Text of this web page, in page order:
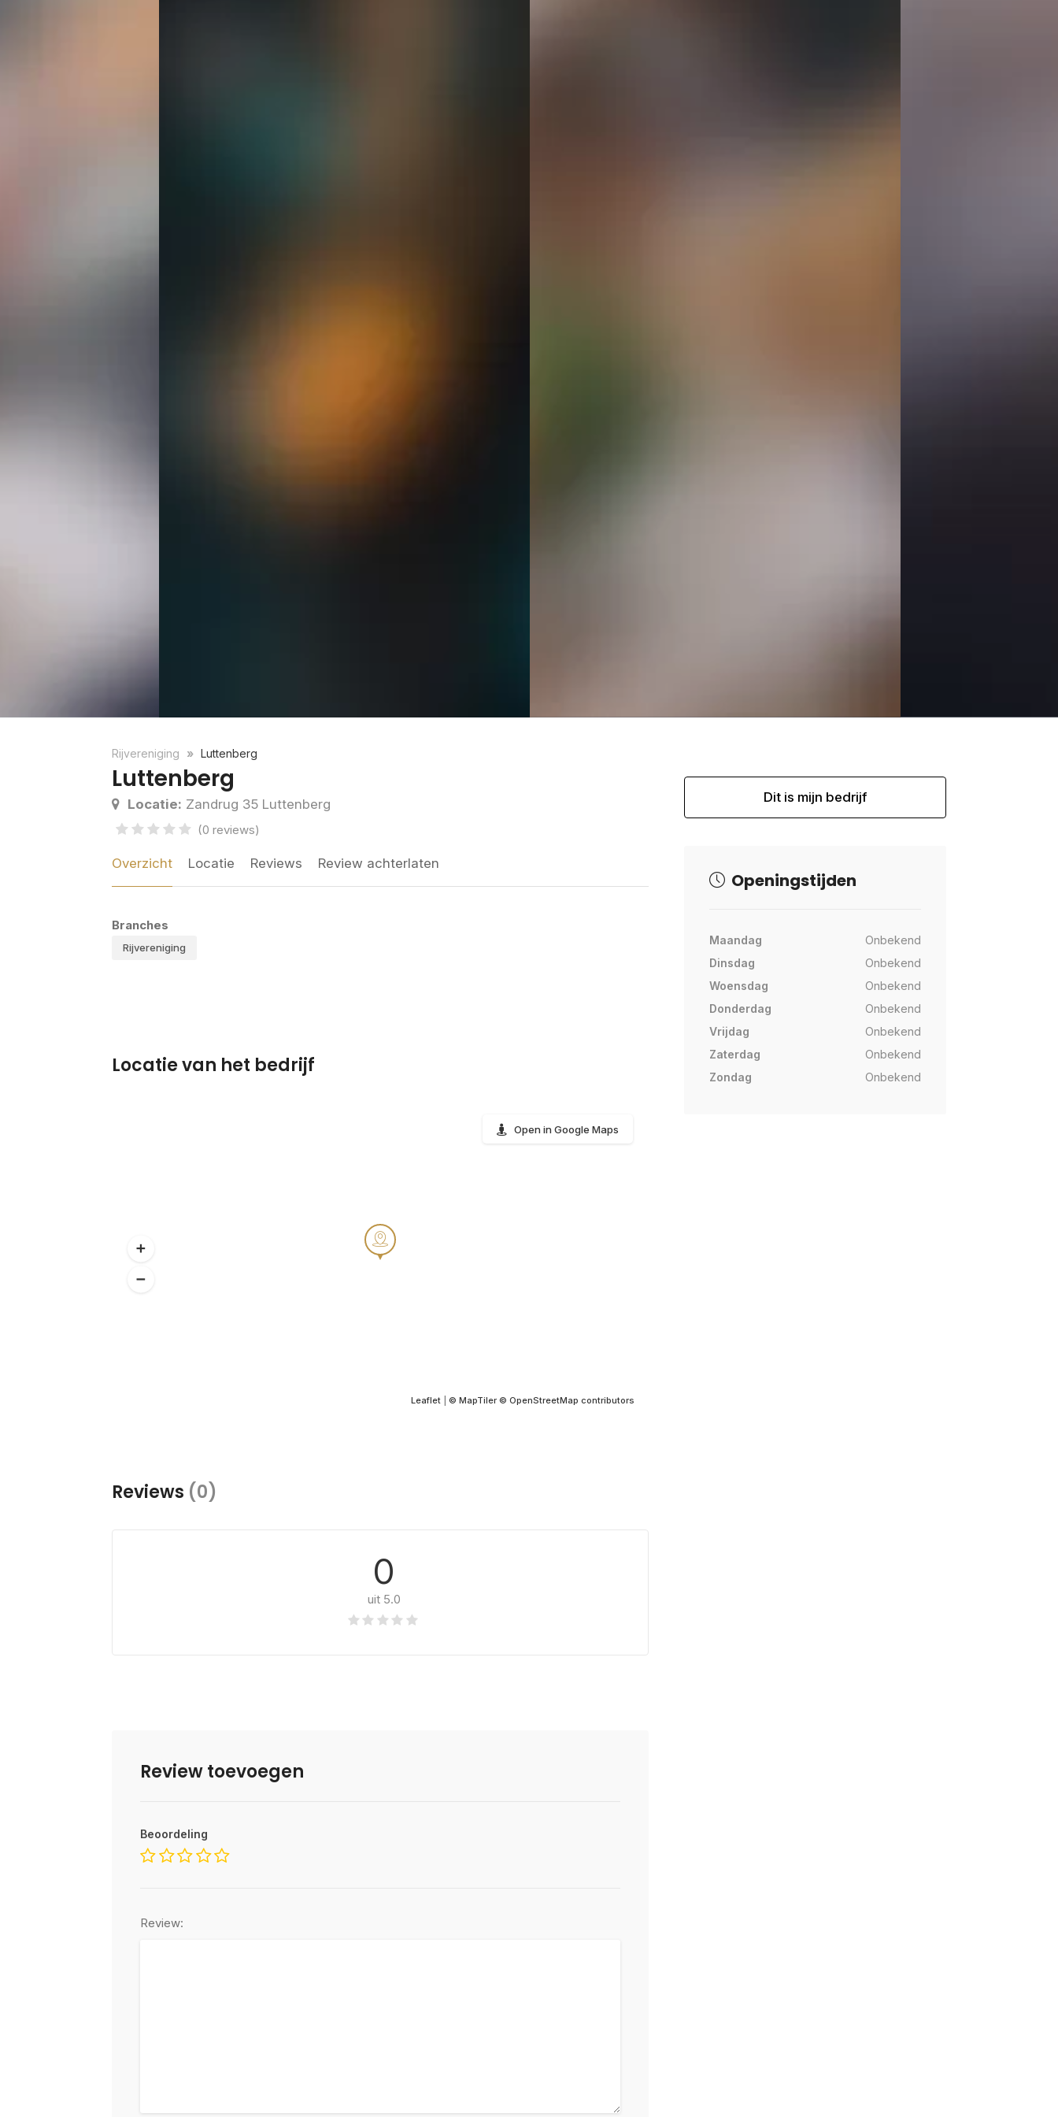
Rijvereniging Luttenberg
Luttenberg
Locatie: Zandrug 35 Luttenberg
(0 reviews)
Overzicht Locatie Reviews Review achterlaten
Branches
Rijvereniging
Locatie van het bedrijf
Leaflet| © MapTiler © OpenStreetMap contributors
Open in Google Maps
Reviews (0)
0
uit 5.0
Review toevoegen
Beoordeling
Review:
Dit is mijn bedrijf
Openingstijden
Maandag
Onbekend
Dinsdag
Onbekend
Woensdag
Onbekend
Donderdag
Onbekend
Vrijdag
Onbekend
Zaterdag
Onbekend
Zondag
Onbekend